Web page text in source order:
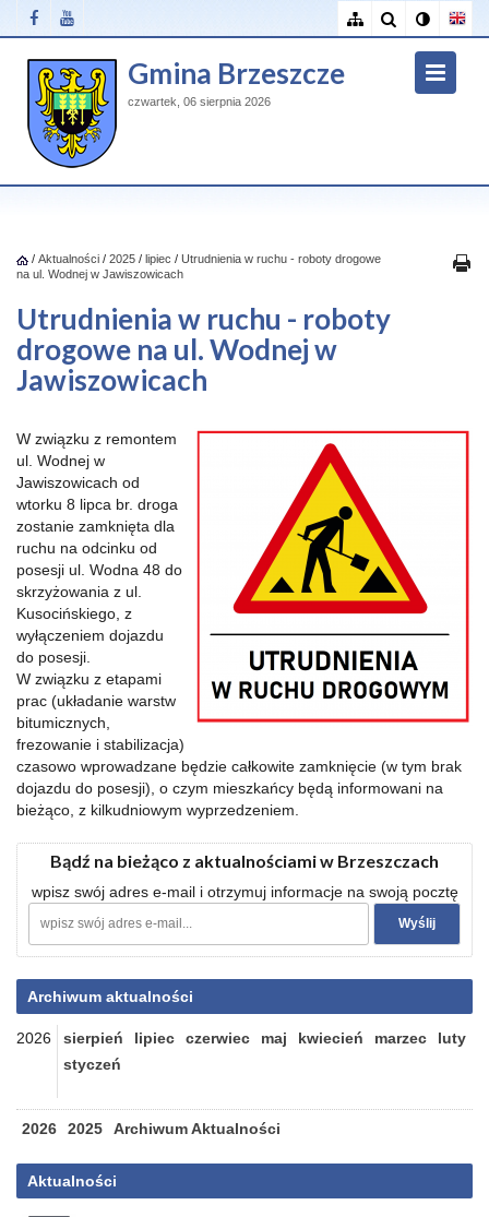
Gmina Brzeszcze
czwartek, 06 sierpnia 2026
/ Aktualności / 2025 / lipiec / Utrudnienia w ruchu - roboty drogowe
na ul. Wodnej w Jawiszowicach
Utrudnienia w ruchu - roboty
drogowe na ul. Wodnej w
Jawiszowicach
W związku z remontem
ul. Wodnej w
Jawiszowicach od
wtorku 8 lipca br. droga
zostanie zamknięta dla
ruchu na odcinku od
posesji ul. Wodna 48 do
skrzyżowania z ul.
Kusocińskiego, z
wyłączeniem dojazdu
do posesji.
W związku z etapami
prac (układanie warstw
bitumicznych,
frezowanie i stabilizacja)
czasowo wprowadzane będzie całkowite zamknięcie (w tym brak
dojazdu do posesji), o czym mieszkańcy będą informowani na
bieżąco, z kilkudniowym wyprzedzeniem.
Bądź na bieżąco z aktualnościami w Brzeszczach
wpisz swój adres e-mail i otrzymuj informacje na swoją pocztę
Archiwum aktualności
2026 sierpień lipiec czerwiec maj kwiecień marzec
luty
styczeń
2026 2025 Archiwum Aktualności
Aktualności